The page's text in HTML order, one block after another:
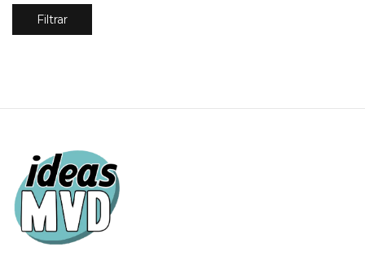
Precio
mínimo
Precio
máximo
Filtrar